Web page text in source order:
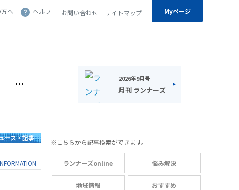
へ ヘルプ お問い合わせ サイトマップ Myページ
2026年9月号
月刊 ランナーズ
ース・記事
※こちらから記事検索ができます。
ランナーズonline 悩み解決
地域情報 おすすめ